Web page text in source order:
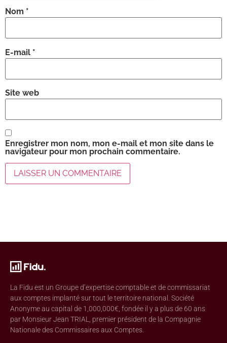
Nom *
E-mail *
Site web
Enregistrer mon nom, mon e-mail et mon site dans le
navigateur pour mon prochain commentaire.
La Fidu est un Groupe d’expertise comptable et de commissariat
aux comptes implanté sur tout le territoire national. Société
Anonyme au capital de 1,000,000€, fondée il y a plus de 60 ans
par Monsieur Jean TRIAL, premier président de la Compagnie
Nationale des Commissaires aux Comptes.